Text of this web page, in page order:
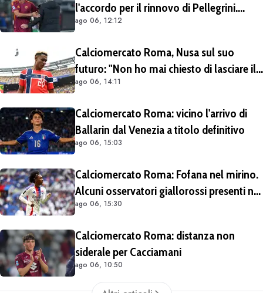
l'accordo per il rinnovo di Pellegrini.
Prolungamento di un solo anno
ago 06, 12:12
Calciomercato Roma, Nusa sul suo
futuro: "Non ho mai chiesto di lasciare il
Lipsia". Giallorossi ancora al lavoro
ago 06, 14:11
Calciomercato Roma: vicino l'arrivo di
Ballarin dal Venezia a titolo definitivo
ago 06, 15:03
Calciomercato Roma: Fofana nel mirino.
Alcuni osservatori giallorossi presenti nel
match di Champions con il Lione
ago 06, 15:30
Calciomercato Roma: distanza non
siderale per Cacciamani
ago 06, 10:50